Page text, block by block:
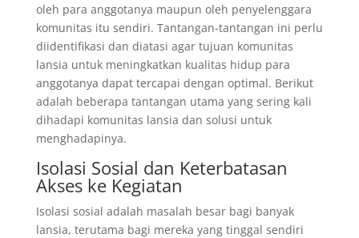
oleh para anggotanya maupun oleh penyelenggara
komunitas itu sendiri. Tantangan-tantangan ini perlu
diidentifikasi dan diatasi agar tujuan komunitas
lansia untuk meningkatkan kualitas hidup para
anggotanya dapat tercapai dengan optimal. Berikut
adalah beberapa tantangan utama yang sering kali
dihadapi komunitas lansia dan solusi untuk
menghadapinya.
Isolasi Sosial dan Keterbatasan
Akses ke Kegiatan
Isolasi sosial adalah masalah besar bagi banyak
lansia, terutama bagi mereka yang tinggal sendiri